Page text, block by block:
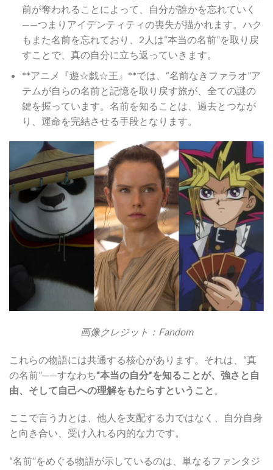
前が奪われることによって、自分が誰かを忘れていく
——つまりアイデンティティの喪失が描かれます。ハク
もまた名前を忘れており、2人は“本当の名前”を取り戻
すことで、真の自分に立ち返っていきます。
**アニメ『遊☆戯☆王』**では、“名前なきファラオ”ア
テムが自らの名前と記憶を取り戻す旅が、全ての謎の
鍵を握っています。名前を知ることは、過去とつなが
り、運命を完結させる手段となります。
画像クレジット：Fandom
これらの物語には共通する核心があります。それは、“真
の名前”——すなわち“本当の自分”を知ることが、強さと自
由、そして自己への理解をもたらすということ
ここで言う力とは、他人を支配する力ではなく、自分自身
と向き合い、受け入れる内的な力です。
“名前”をめぐる物語が示しているのは、単なるファンタジ